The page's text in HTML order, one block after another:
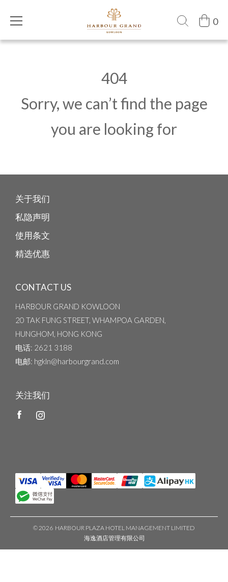
0
404
Sorry, we can’t find the page
you are looking for
关于我们
私隐声明
使用条文
精选优惠
CONTACT US
HARBOUR GRAND KOWLOON
20 TAK FUNG STREET, WHAMPOA GARDEN,
HUNGHOM, HONG KONG
电话: 2621 3188
电邮: hgkln@harbourgrand.com
关注我们
©2026 HARBOUR PLAZA HOTEL MANAGEMENT LIMITED
海逸酒店管理有限公司